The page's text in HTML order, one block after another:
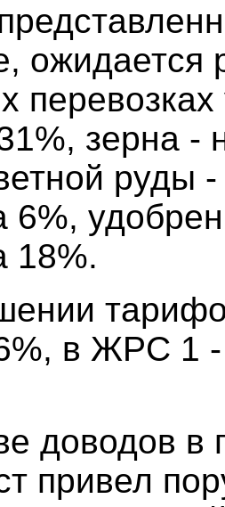
зерна -
руды
6%,
18%.
в ЖРС 1
доводов
привел